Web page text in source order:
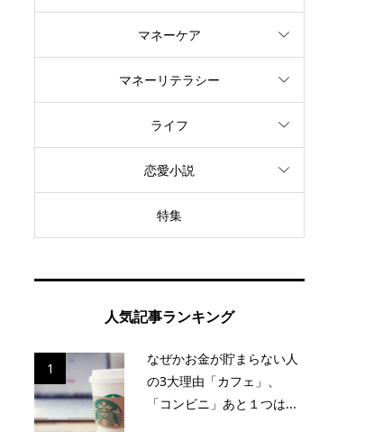
マネーケア
マネーリテラシー
ライフ
恋愛小説
特集
人気記事ランキング
1
なぜかお金が貯まらない人
の3大理由「カフェ」、
「コンビニ」あと１つは...